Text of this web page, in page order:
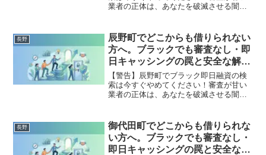
業者の正体は、あなたを破滅させる闇金
町で違法業者を避け、借金地獄から抜け
出した方々の実体験と確実な解決策を完
全公開。
長野
辰野町でどこからも借りられない
方へ。ブラックでも審査なし・即
日キャッシングの罠と安全な解決
策
【警告】辰野町でブラック即日融資の検
索は今すぐやめてください！審査が甘い
業者の正体は、あなたを破滅させる闇金
町で違法業者を避け、借金地獄から抜け
出した方々の実体験と確実な解決策を完
全公開。
長野
御代田町でどこからも借りられな
い方へ。ブラックでも審査なし・
即日キャッシングの罠と安全な解